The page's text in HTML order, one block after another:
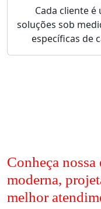
Cada cliente
soluções sob
específicas de
Conheça
moderna,
melhor